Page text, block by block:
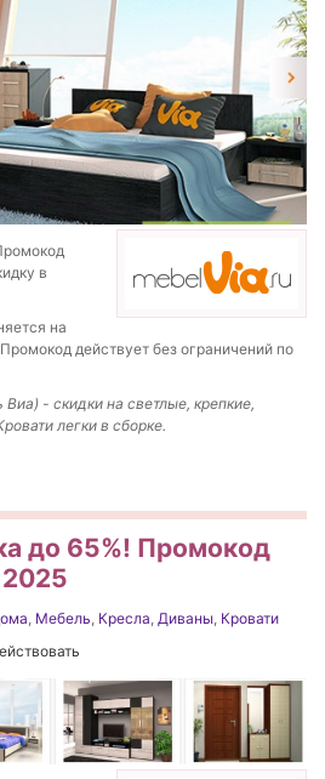
в
на
действует без ограничений по
- скидки на светлые, крепкие,
легки в сборке.
до 65%! Промокод
, Мебель, Кресла, Диваны, Кровати